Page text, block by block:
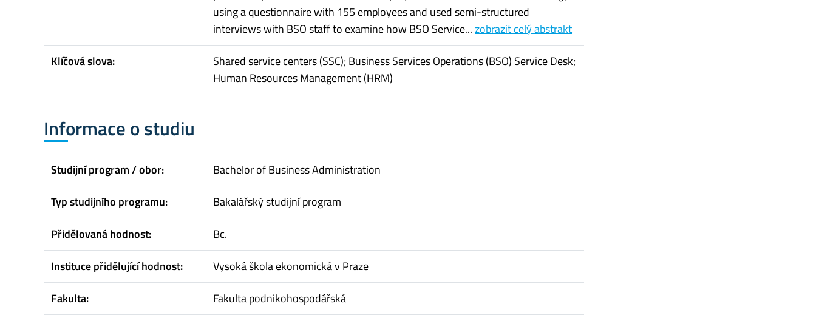
using a questionnaire with 155 employees and used semi-structured
interviews with BSO staff to examine how BSO Service...zobrazit celý abstrakt
Klíčová slova:
Shared service centers (SSC); Business Services Operations (BSO) Service Desk;
Human Resources Management (HRM)
Informace o studiu
Studijní program / obor:
Bachelor of Business Administration
Typ studijního programu:
Bakalářský studijní program
Přidělovaná hodnost:
Bc.
Instituce přidělující hodnost:
Vysoká škola ekonomická v Praze
Fakulta:
Fakulta podnikohospodářská